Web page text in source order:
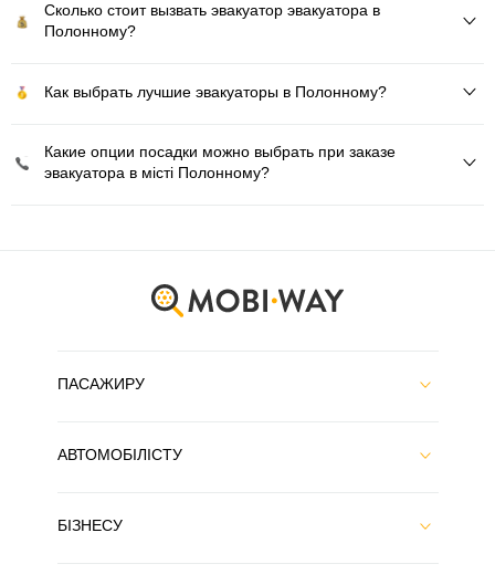
Сколько стоит вызвать эвакуатор эвакуатора в
Полонному?
Как выбрать лучшие эвакуаторы в Полонному?
Какие опции посадки можно выбрать при заказе
эвакуатора в місті Полонному?
ПАСАЖИРУ
АВТОМОБІЛІСТУ
БІЗНЕСУ